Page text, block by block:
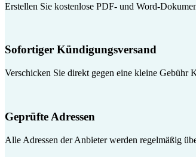
Erstellen Sie kostenlose PDF- und Word-
Sofortiger Kündigungsversand
Verschicken Sie direkt gegen eine kleine Gebühr
Geprüfte Adressen
Alle Adressen der Anbieter werden regelmäßig